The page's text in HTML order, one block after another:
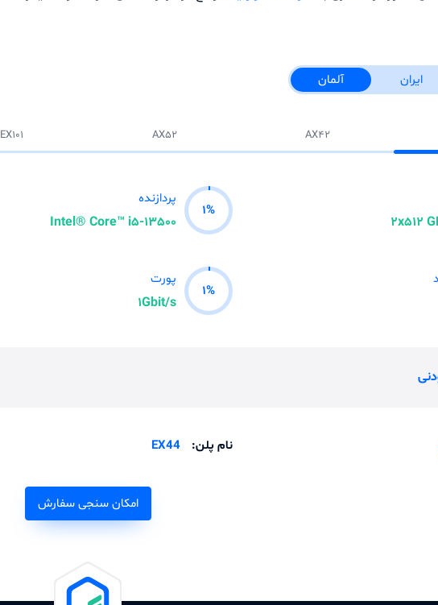
ایران آلمان
AX42
AX52
EX101
2x512
1%
پردازنده
Intel® Core™ i5-13500
1%
پورت
1Gbit/s
نام پلن: EX44
امکان سنجی سفارش